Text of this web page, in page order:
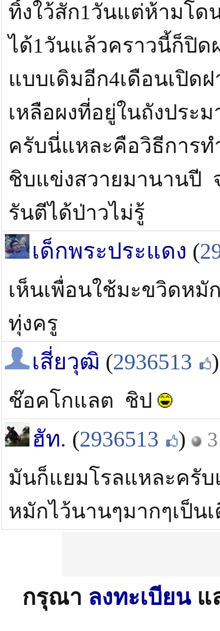
ทิ้งใว้สัก1วันแต่ห้ามโ
ได้1วันแล้วคราวนี้ก็ปิด
แบบเดิมอีก4เดือนเปิด
เหลือผงที่อยู่ในถังประ
ครับนี่แหละคือวิธีการ
ชิบแข่งสวายมานานปี
รันตีได้ป่าวไม่รู้
เด็กพระประแดง (
เห็นเพื่อนใช้มะขวิดห
ทุ่งครู
เสี่ยวุฒิ (2936513 )
ช๊อคโกแลต ชิป
ฮัท. (2936513 )
มันก็แยมโรลแหละครั
หมักไว้นานๆมากๆเป็น
กรุณา ลงทะเบียนแ